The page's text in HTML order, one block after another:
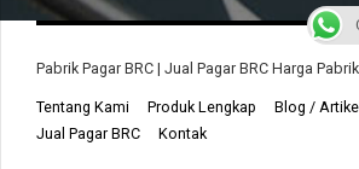
Pabrik Pagar BRC | Jual Pagar BRC Harga Pabrik
Tentang Kami Produk Lengkap Blog / Artikel
Jual Pagar BRC
Kontak